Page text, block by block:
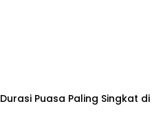
Puasa Paling Singkat di